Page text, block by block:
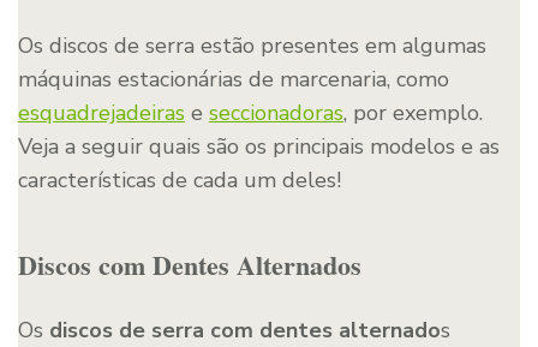
Os discos de serra estão presentes em algumas
máquinas estacionárias de marcenaria, como
esquadrejadeiras e seccionadoras, por exemplo.
Veja a seguir quais são os principais modelos e as
características de cada um deles!
Discos com Dentes Alternados
Os discos de serra com dentes alternados